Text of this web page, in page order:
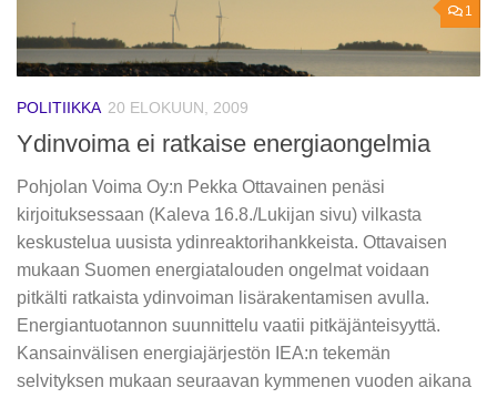
1
POLITIIKKA 20 ELOKUUN, 2009
Ydinvoima ei ratkaise energiaongelmia
Pohjolan Voima Oy:n Pekka Ottavainen penäsi
kirjoituksessaan (Kaleva 16.8./Lukijan sivu) vilkasta
keskustelua uusista ydinreaktorihankkeista. Ottavaisen
mukaan Suomen energiatalouden ongelmat voidaan
pitkälti ratkaista ydinvoiman lisärakentamisen avulla.
Energiantuotannon suunnittelu vaatii pitkäjänteisyyttä.
Kansainvälisen energiajärjestön IEA:n tekemän
selvityksen mukaan seuraavan kymmenen vuoden aikana